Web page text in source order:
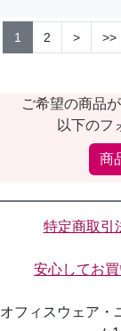
1 2 > >>
ご希望の商品
以下のフ
商
特定商取引
安心してお
オフィスウェア・